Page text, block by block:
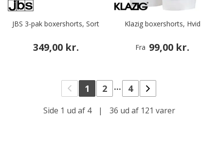
JBS 3-pak boxershorts, Sort
349,00 kr.
Klazig boxershorts, Hvid
Fra 99,00 kr.
1 2 ... 4
Side 1 ud af 4 | 36 ud af 121 varer